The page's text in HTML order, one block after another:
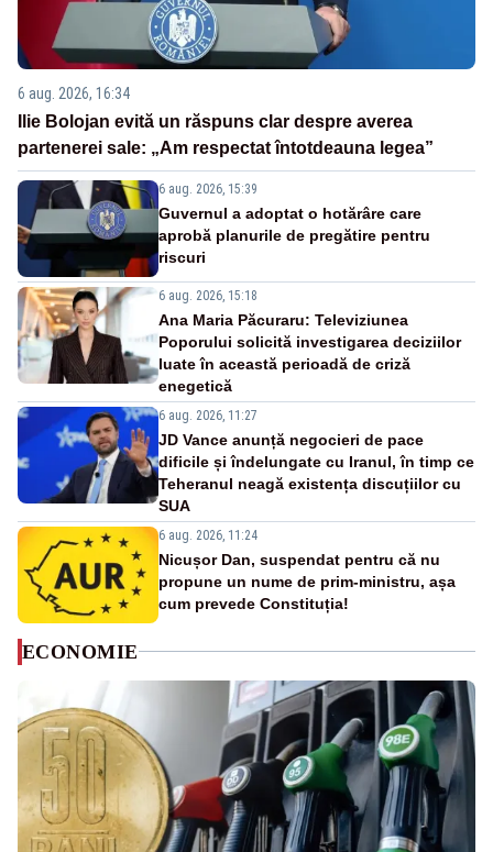
6 aug. 2026, 16:34
Ilie Bolojan evită un răspuns clar despre averea
partenerei sale: „Am respectat întotdeauna legea”
6 aug. 2026, 15:39
Guvernul a adoptat o hotărâre care
aprobă planurile de pregătire pentru
riscuri
6 aug. 2026, 15:18
Ana Maria Păcuraru: Televiziunea
Poporului solicită investigarea deciziilor
luate în această perioadă de criză
enegetică
6 aug. 2026, 11:27
JD Vance anunță negocieri de pace
dificile și îndelungate cu Iranul, în timp ce
Teheranul neagă existența discuțiilor cu
SUA
6 aug. 2026, 11:24
Nicușor Dan, suspendat pentru că nu
propune un nume de prim-ministru, așa
cum prevede Constituția!
ECONOMIE